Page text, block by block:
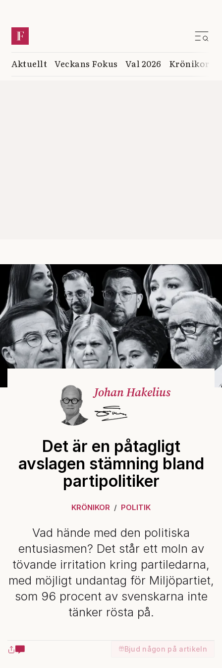
Aktuellt Veckans Fokus Val 2026 Krönikor
Johan Hakelius
Det är en påtagligt
avslagen stämning bland
partipolitiker
KRÖNIKOR POLITIK
Vad hände med den politiska
entusiasmen? Det står ett moln av
tövande irritation kring partiledarna,
med möjligt undantag för Miljöpartiet,
som 96 procent av svenskarna inte
tänker rösta på.
Bjud någon på artikeln